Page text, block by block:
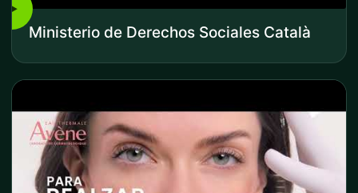
▶
Ministerio de Derechos Sociales Català